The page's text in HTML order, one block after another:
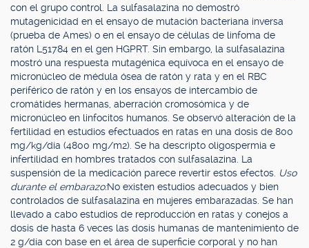
con el grupo control. La sulfasalazina no demostró
mutagenicidad en el ensayo de mutación bacteriana inversa
(prueba de Ames) o en el ensayo de células de linfoma de
ratón L51784 en el gen HGPRT. Sin embargo, la sulfasalazina
mostró una respuesta mutagénica equívoca en el ensayo de
micronúcleo de médula ósea de ratón y rata y en el RBC
periférico de ratón y en los ensayos de intercambio de
cromátides hermanas, aberración cromosómica y de
micronúcleo en linfocitos humanos. Se observó alteración de la
fertilidad en estudios efectuados en ratas en una dosis de 800
mg/kg/día (4800 mg/m2). Se ha descripto oligospermia e
infertilidad en hombres tratados con sulfasalazina. La
suspensión de la medicación parece revertir estos efectos. Uso
durante el embarazo:No existen estudios adecuados y bien
controlados de sulfasalazina en mujeres embarazadas. Se han
llevado a cabo estudios de reproducción en ratas y conejos a
dosis de hasta 6 veces las dosis humanas de mantenimiento de
2 g/día con base en el área de superficie corporal y no han